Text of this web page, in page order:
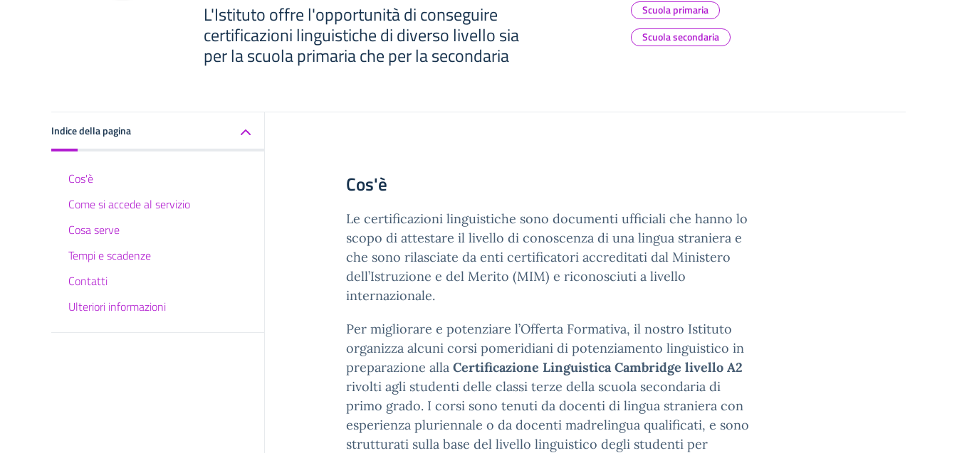
L'Istituto offre l'opportunità di conseguire
certificazioni linguistiche di diverso livello sia
per la scuola primaria che per la secondaria
Scuola primaria
Scuola secondaria
Indice della pagina
Cos'è
Come si accede al servizio
Cosa serve
Tempi e scadenze
Contatti
Ulteriori informazioni
Cos'è
Le certificazioni linguistiche sono documenti ufficiali che hanno lo
scopo di attestare il livello di conoscenza di una lingua straniera e
che sono rilasciate da enti certificatori accreditati dal Ministero
dell’Istruzione e del Merito (MIM) e riconosciuti a livello
internazionale.
Per migliorare e potenziare l’Offerta Formativa, il nostro Istituto
organizza alcuni corsi pomeridiani di potenziamento linguistico in
preparazione alla Certificazione Linguistica Cambridge livello A2
rivolti agli studenti delle classi terze della scuola secondaria di
primo grado. I corsi sono tenuti da docenti di lingua straniera con
esperienza pluriennale o da docenti madrelingua qualificati, e sono
strutturati sulla base del livello linguistico degli studenti per